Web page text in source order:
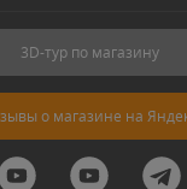
3D-тур по магазину
о магазине на